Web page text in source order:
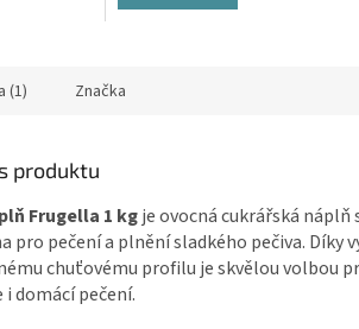
(1) Značka
produktu
Frugella 1 kgje ovocná cukrářská náplň
pro pečení a plnění sladkého pečiva. Díky
chuťovému profilu je skvělou volbou
domácí pečení.